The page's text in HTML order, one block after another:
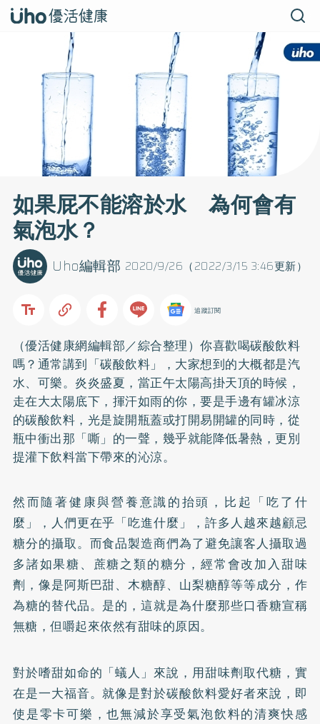
如果屁不能溶於水 為何會有
氣泡水？
2020/9/26（2022/3/15 3:46更新）
Uho編輯部
追蹤訂閱
（優活健康網編輯部／綜合整理）你喜歡喝碳酸飲料
嗎？通常講到「碳酸飲料」，大家想到的大概都是汽
水、可樂。炎炎盛夏，當正午太陽高掛天頂的時候，
走在大太陽底下，揮汗如雨的你，要是手邊有罐冰涼
的碳酸飲料，光是旋開瓶蓋或打開易開罐的同時，從
瓶中衝出那「嘶」的一聲，幾乎就能降低暑熱，更別
提灌下飲料當下帶來的沁涼。
然而隨著健康與營養意識的抬頭，比起「吃了什
麼」，人們更在乎「吃進什麼」，許多人越來越顧忌
糖分的攝取。而食品製造商們為了避免讓客人攝取過
多諸如果糖、蔗糖之類的糖分，經常會改加入甜味
劑，像是阿斯巴甜、木糖醇、山梨糖醇等等成分，作
為糖的替代品。是的，這就是為什麼那些口香糖宣稱
無糖，但嚼起來依然有甜味的原因。
對於嗜甜如命的「蟻人」來說，用甜味劑取代糖，實
在是一大福音。就像是對於碳酸飲料愛好者來說，即
使是零卡可樂，也無減於享受氣泡飲料的清爽快感